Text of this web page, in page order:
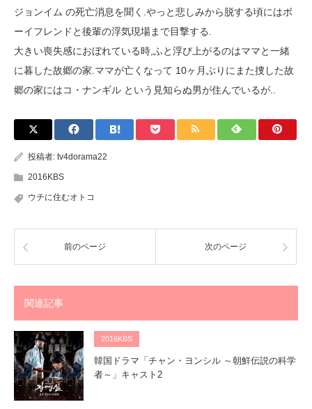
ジョンイム の死亡消息を聞く.やっと悲しみから脱する頃にはボ
ーイフレンドと後輩の浮気現場まで目撃する.
大きい喪失感におぼれている時,ふと浮び上がるのはママと一緒
に暮した故郷の家.ママが亡くなって 10ヶ月ぶりにまた捜した故
郷の家にはコ・ナンギル という見知らぬ男が住んでいるが..
投稿者: tv4dorama22
2016KBS
ウチに住むオトコ
前のページ 次のページ
関連記事
2016KBS
韓国ドラマ「チャン・ヨンシル ～朝鮮伝説の科学
者～」キャスト2